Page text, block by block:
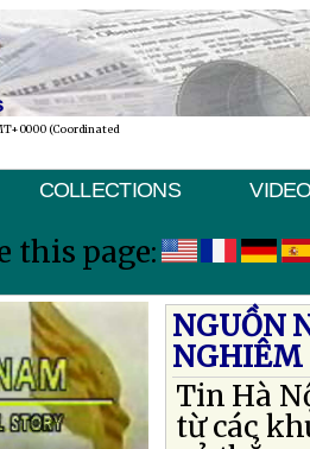
(Coordinated
COLLECTIONS
this page:
NGUỒN
NGHIÊM
Tin Hà
từ các